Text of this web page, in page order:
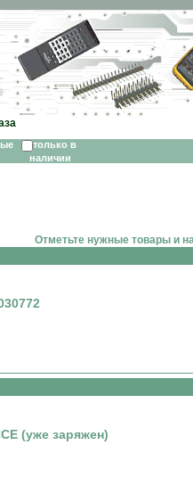
только в
наличии
Отметьте нужные товары и
(уже заряжен)